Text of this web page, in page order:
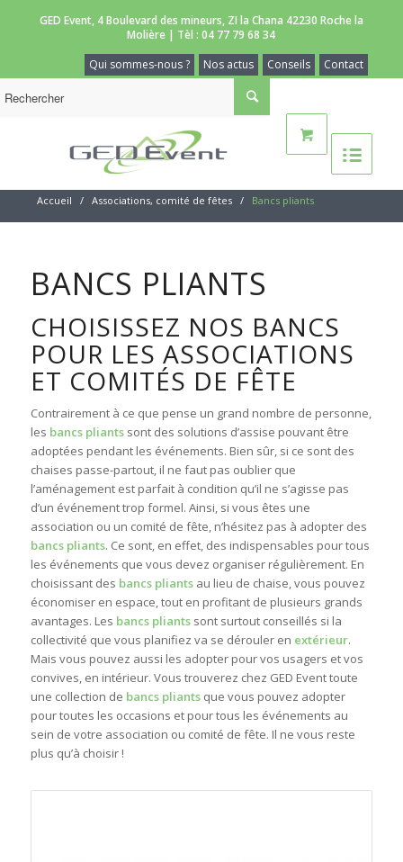
GED Event, 4 Boulevard des mineurs, ZI la Chana 42230 Roche la
Molière | Tèl :04 77 79 68 34
Contact
Conseils
Nos actus
Qui sommes-nous ?
Accueil / Associations, comité de fêtes / Bancs pliants
BANCS PLIANTS
CHOISISSEZ NOS BANCS
POUR LES ASSOCIATIONS
ET COMITÉS DE FÊTE
Contrairement à ce que pense un grand nombre de personne,
les bancs pliantssont des solutions d’assise pouvant être
adoptées pendant les événements. Bien sûr, si ce sont des
chaises passe-partout, il ne faut pas oublier que
l’aménagement est parfait à condition qu’il ne s’agisse pas
d’un événement trop formel. Ainsi, si vous êtes une
association ou un comité de fête, n’hésitez pas à adopter des
bancs pliants. Ce sont, en effet, des indispensables pour tous
les événements que vous devez organiser régulièrement. En
choisissant des bancs pliantsau lieu de chaise, vous pouvez
économiser en espace, tout en profitant de plusieurs grands
avantages. Les bancs pliantssont surtout conseillés si la
collectivité que vous planifiez va se dérouler en extérieur.
Mais vous pouvez aussi les adopter pour vos usagers et vos
convives, en intérieur. Vous trouverez chez GED Event toute
une collection de bancs pliantsque vous pouvez adopter
pour toutes les occasions et pour tous les événements au
sein de votre association ou comité de fête. Il ne vous reste
plus qu’à choisir !